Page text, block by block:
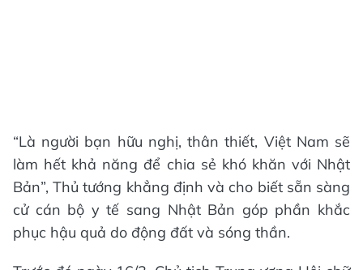
“Là người bạn hữu nghị, thân thiết, Việt Nam sẽ
làm hết khả năng để chia sẻ khó khăn với Nhật
Bản”, Thủ tướng khẳng định và cho biết sẵn sàng
cử cán bộ y tế sang Nhật Bản góp phần khắc
phục hậu quả do động đất và sóng thần.